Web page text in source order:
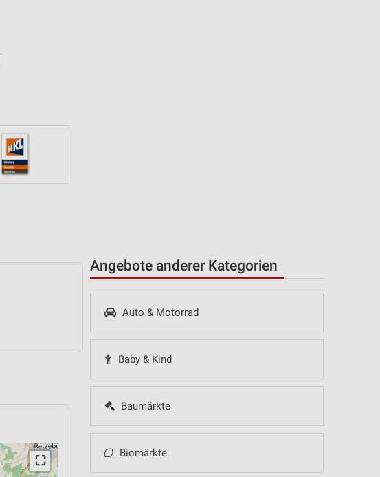
Angebote anderer Kategorien
Auto & Motorrad
Baby & Kind
Baumärkte
Biomärkte
⛶